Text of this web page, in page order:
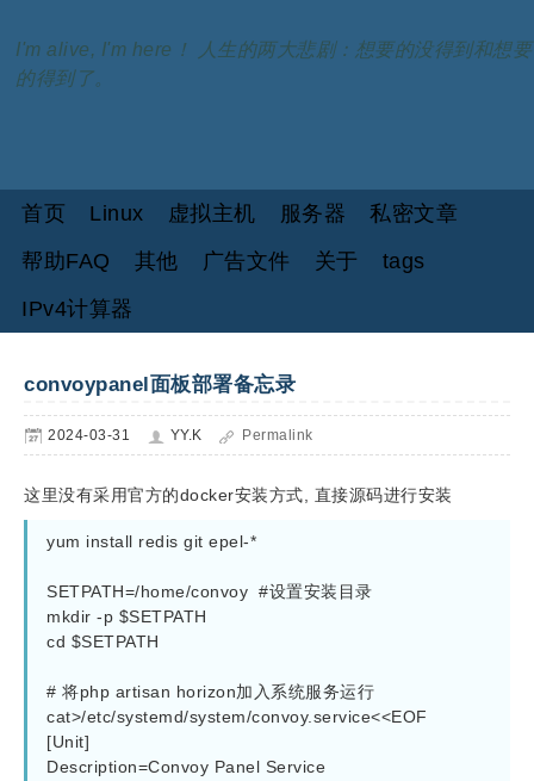
I'm alive, I'm here！ 人生的两大悲剧：想要的没得到和想要
的得到了。
首页 Linux 虚拟主机 服务器
私密文章
帮助FAQ
其他 广告文件 关于
tags
IPv4计算器
convoypanel面板部署备忘录
2024-03-31 YY.K Permalink
这里没有采用官方的docker安装方式, 直接源码进行安装
yum install redis git epel-*
SETPATH=/home/convoy  #设置安装目录
mkdir -p $SETPATH
cd $SETPATH
# 将php artisan horizon加入系统服务运行
cat>/etc/systemd/system/convoy.service<<EOF
[Unit]
Description=Convoy Panel Service